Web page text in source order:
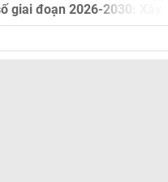
giai đoạn 2026-2030: Xây...